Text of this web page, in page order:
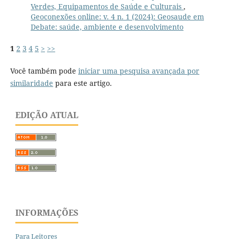
Verdes, Equipamentos de Saúde e Culturais ,
Geoconexões online: v. 4 n. 1 (2024): Geosaude em
Debate: saúde, ambiente e desenvolvimento
1 2 3 4 5 > >>
Você também pode iniciar uma pesquisa avançada por
similaridade para este artigo.
EDIÇÃO ATUAL
INFORMAÇÕES
Para Leitores